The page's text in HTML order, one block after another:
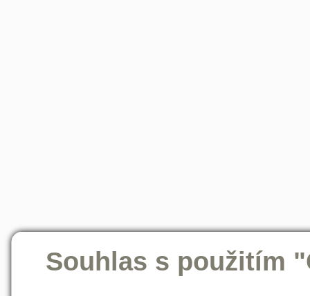
Souhlas s použitím